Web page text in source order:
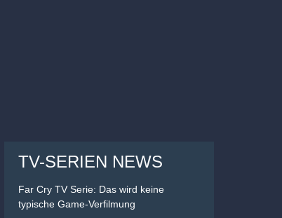
TV-SERIEN NEWS
Far Cry TV Serie: Das wird keine
typische Game-Verfilmung